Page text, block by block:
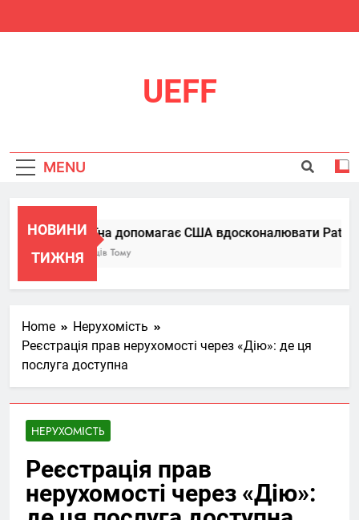
UEFF
MENU
НОВИНИ
ТИЖНЯ
Україна допомагає США вдосконалювати Patriot,
6 Місяців Тому
Home
Нерухомість
Реєстрація прав нерухомості через «Дію»: де ця
послуга доступна
НЕРУХОМІСТЬ
Реєстрація прав
нерухомості через «Дію»: